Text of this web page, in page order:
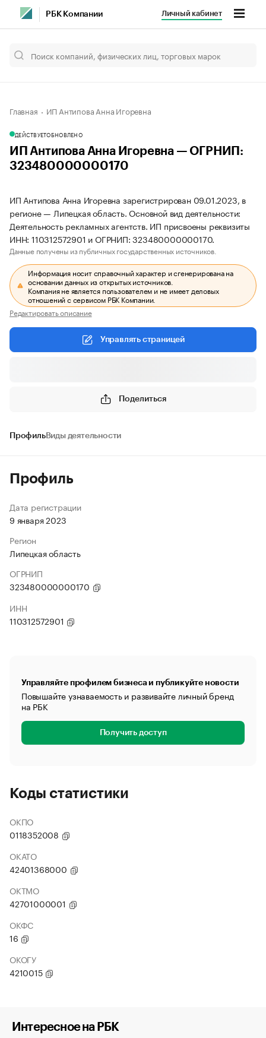
РБК Компании Личный кабинет
Главная ИП Антипова Анна Игоревна
ДЕЙСТВУЕТОБНОВЛЕНО
ИП Антипова Анна Игоревна — ОГРНИП:
323480000000170
ИП Антипова Анна Игоревна зарегистрирован 09.01.2023, в
регионе — Липецкая область. Основной вид деятельности:
Деятельность рекламных агентств. ИП присвоены реквизиты
ИНН: 110312572901 и ОГРНИП: 323480000000170.
Данные получены из публичных государственных источников.
Информация носит справочный характер и сгенерирована на
основании данных из открытых источников.
Компания не является пользователем и не имеет деловых
отношений с сервисом РБК Компании.
Редактировать описание
Управлять страницей
Поделиться
ПрофильВиды деятельности
Профиль
Дата регистрации
9 января 2023
Регион
Липецкая область
ОГРНИП
323480000000170
ИНН
110312572901
Управляйте профилем бизнеса и публикуйте новости
Повышайте узнаваемость и развивайте личный бренд
на РБК
Получить доступ
Коды статистики
ОКПО
0118352008
ОКАТО
42401368000
ОКТМО
42701000001
ОКФС
16
ОКОГУ
4210015
Интересное на РБК